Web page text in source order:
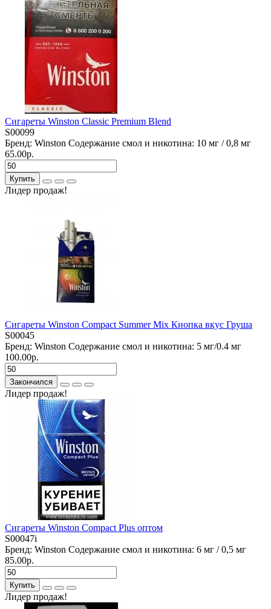
Сигареты Winston Classic Premium Blend
S00099
Бренд: Winston Содержание смол и никотина: 10 мг / 0,8 мг
65.00р.
Купить
Лидер продаж!
Сигареты Winston Compact Summer Mix Кнопка вкус Груша
S00045
Бренд: Winston Содержание смол и никотина: 5 мг/0.4 мг
100.00р.
Закончился
Лидер продаж!
Сигареты Winston Compact Plus оптом
S00047i
Бренд: Winston Содержание смол и никотина: 6 мг / 0,5 мг
85.00р.
Купить
Лидер продаж!